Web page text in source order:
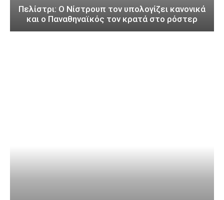
Πελίστρι: Ο Νίστρουπ τον υπολογίζει κανονικά
και ο Παναθηναϊκός τον κρατά στο ρόστερ